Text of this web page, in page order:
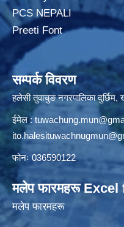
PCS NEPALI
Preeti Font
सम्पर्क विवरण
हलेसी तुवाचुङ नगरपालिका दुर्छिम,
ईमेल :
फोनः 036590122
मलेप फारमहरू
मलेप फारमहरू